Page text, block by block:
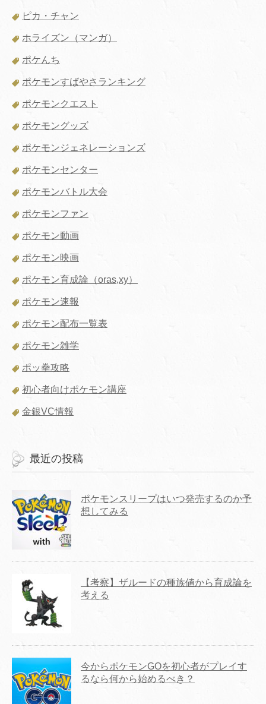
ピカ・チャン
ホライズン（マンガ）
ポケんち
ポケモンすばやさランキング
ポケモンクエスト
ポケモングッズ
ポケモンジェネレーションズ
ポケモンセンター
ポケモンバトル大会
ポケモンファン
ポケモン動画
ポケモン映画
ポケモン育成論（oras,xy）
ポケモン速報
ポケモン配布一覧表
ポケモン雑学
ポッ拳攻略
初心者向けポケモン講座
金銀VC情報
最近の投稿
ポケモンスリープはいつ発売するのか予
想してみる
【考察】ザルードの種族値から育成論を
考える
今からポケモンGOを初心者がプレイす
るなら何から始めるべき？